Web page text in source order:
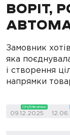
ВОРІТ,
Замовник
яка
і створення
напрямки
09.12.2025
Опубліковано